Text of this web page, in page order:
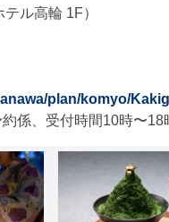
ル高輪 1F）
plan/komyo/
係、受付時間10時〜18